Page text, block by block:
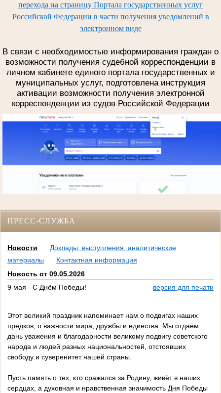
перехода на страницу Портала государственных услуг
Российской Федерации в части получения уведомлений в
электронном виде
В связи с необходимостью информирования граждан о
возможности получения судебной корреспонденции в
личном кабинете единого портала государственных и
муниципальных услуг, подготовлена инструкция
активации возможности получения электронной
корреспонденции из судов Российской Федерации
ПРЕСС-СЛУЖБА
Новости
Доклады, выступления, аналитические
материалы
Контактная информация
Новость от 09.05.2026
9 мая - С Днём Победы!
версия для печати
Этот великий праздник напоминает нам о подвигах наших
предков, о важности мира, дружбы и единства. Мы отдаём
дань уважения и благодарности великому подвигу советского
народа и людей разных национальностей, отстоявших
свободу и суверенитет нашей страны.
Пусть память о тех, кто сражался за Родину, живёт в наших
сердцах, а духовная и нравственная значимость Дня Победы